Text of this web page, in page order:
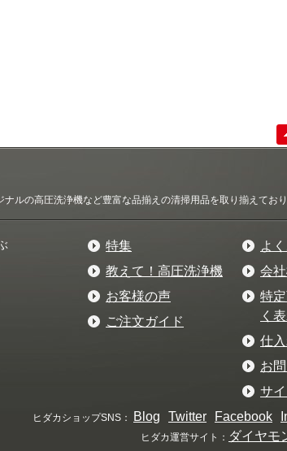
ルの高圧洗浄機など豊富な品揃えの清掃用品を取り揃えており
特集
教えて！高圧洗浄機
お客様の声
ご注文ガイド
よ
会
特
く
仕
お
サ
ヒダカショップSNS： Blog Twitter Facebook
ヒダカ運営サイト： ダイヤモ